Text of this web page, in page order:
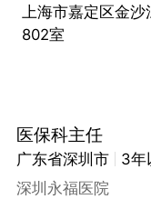
上海市嘉定区金
802室
医保科主任
广东省深圳市 3年
深圳永福医院